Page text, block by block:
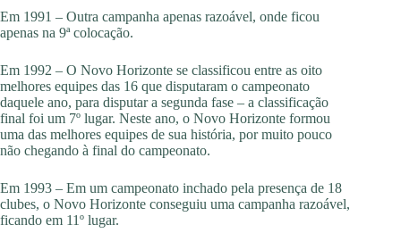
Em 1991 – Outra campanha apenas razoável, onde ficou
apenas na 9ª colocação.
Em 1992 – O Novo Horizonte se classificou entre as oito
melhores equipes das 16 que disputaram o campeonato
daquele ano, para disputar a segunda fase – a classificação
final foi um 7º lugar. Neste ano, o Novo Horizonte formou
uma das melhores equipes de sua história, por muito pouco
não chegando à final do campeonato.
Em 1993 – Em um campeonato inchado pela presença de 18
clubes, o Novo Horizonte conseguiu uma campanha razoável,
ficando em 11º lugar.